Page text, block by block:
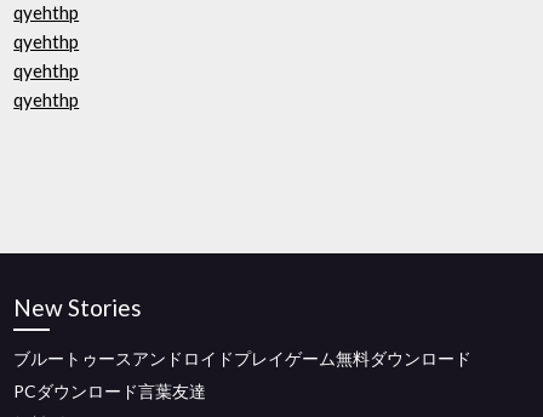
qyehthp
qyehthp
qyehthp
qyehthp
New Stories
ブルートゥースアンドロイドプレイゲーム無料ダウンロード
PCダウンロード言葉友達